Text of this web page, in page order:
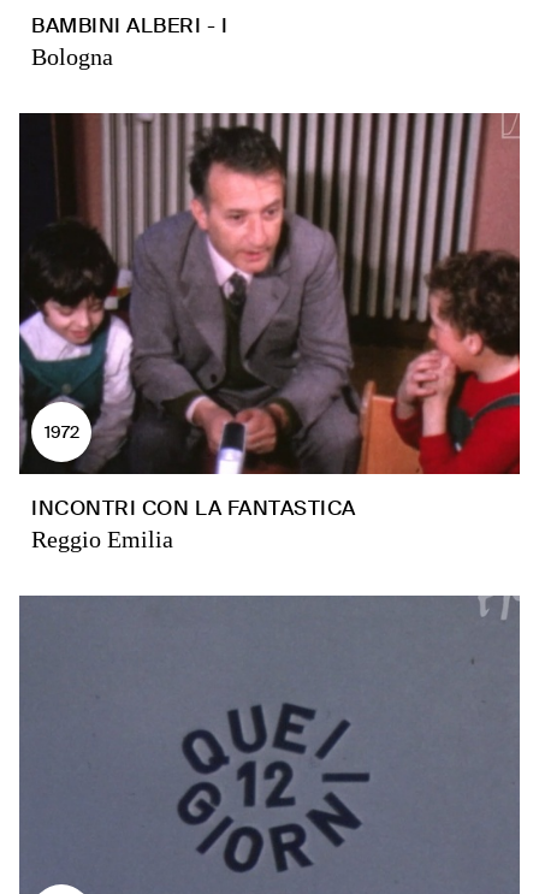
BAMBINI ALBERI - I
Bologna
1972
INCONTRI CON LA FANTASTICA
Reggio Emilia